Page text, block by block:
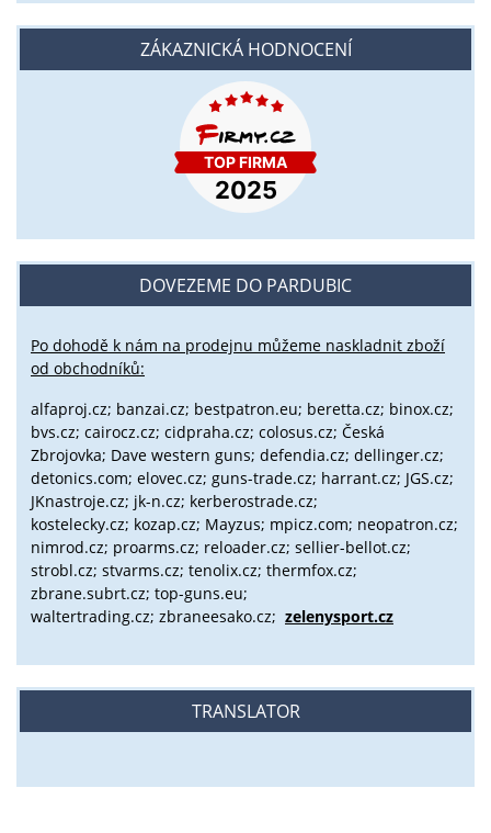
ZÁKAZNICKÁ HODNOCENÍ
DOVEZEME DO PARDUBIC
Po dohodě k nám na prodejnu můžeme naskladnit zboží
od obchodníků:
alfaproj.cz; banzai.cz; bestpatron.eu; beretta.cz; binox.cz;
bvs.cz; cairocz.cz; cidpraha.cz; colosus.cz; Česká
Zbrojovka; Dave western guns; defendia.cz; dellinger.cz;
detonics.com; elovec.cz; guns-trade.cz; harrant.cz; JGS.cz;
JKnastroje.cz; jk-n.cz; kerberostrade.cz;
kostelecky.cz; kozap.cz; Mayzus; mpicz.com; neopatron.cz;
nimrod.cz; proarms.cz; reloader.cz; sellier-bellot.cz;
strobl.cz; stvarms.cz; tenolix.cz; thermfox.cz;
zbrane.subrt.cz; top-guns.eu;
waltertrading.cz; zbraneesako.cz; zelenysport.cz
TRANSLATOR